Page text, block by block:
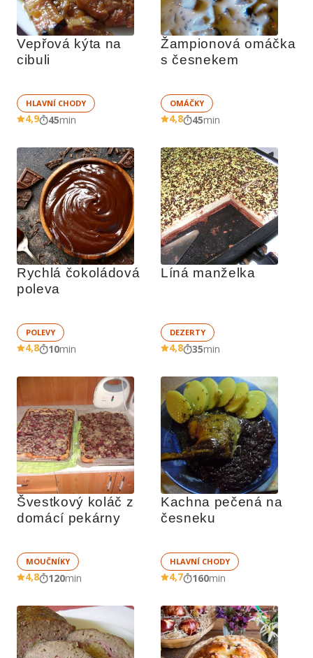
Vepřová kýta na
cibuli
HLAVNÍ CHODY
4,9 45min
Žampionová omáčka
s česnekem
OMÁČKY
4,8 45min
Rychlá čokoládová
poleva
POLEVY
4,8 10min
Líná manželka
DEZERTY
4,8 35min
Švestkový koláč z
domácí pekárny
MOUČNÍKY
4,8 120min
Kachna pečená na
česneku
HLAVNÍ CHODY
4,7 160min